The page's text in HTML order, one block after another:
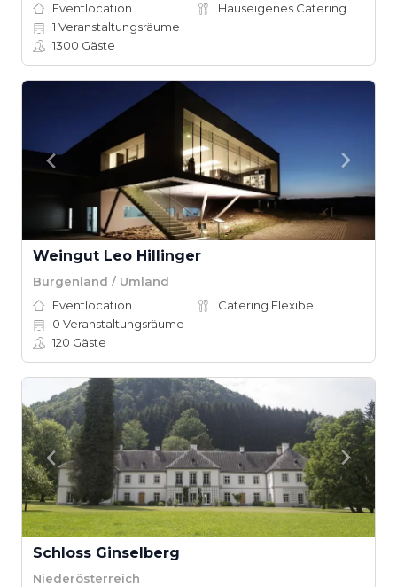
Eventlocation
Hauseigenes Catering
1 Veranstaltungsräume
1300 Gäste
Weingut Leo Hillinger
Burgenland / Umland
Eventlocation
Catering Flexibel
0 Veranstaltungsräume
120 Gäste
Schloss Ginselberg
Niederösterreich